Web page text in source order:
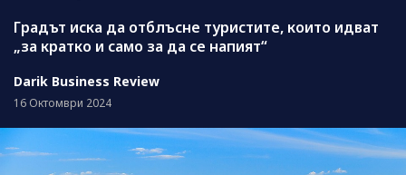
Градът иска да отблъсне туристите, които идват
„за кратко и само за да се напият“
Darik Business Review
16 Октомври 2024